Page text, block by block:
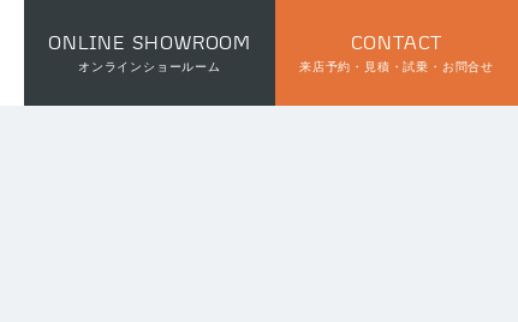
ONLINE SHOWROOM
オンラインショールーム
CONTACT
来店予約・見積・試乗・お問合せ